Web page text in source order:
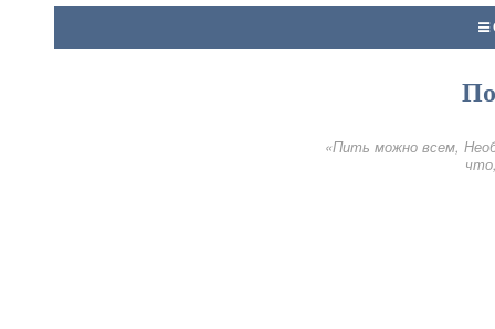
«Пить можно всем,